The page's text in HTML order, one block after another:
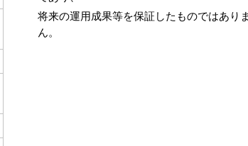
将来の運用成果等を保証したものではあり
ん。